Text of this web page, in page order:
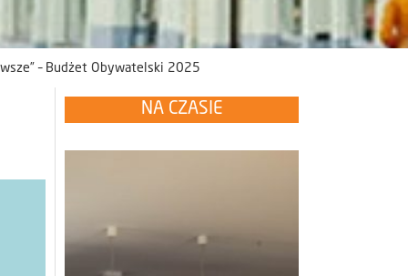
– Budżet Obywatelski 2025
NA CZASIE